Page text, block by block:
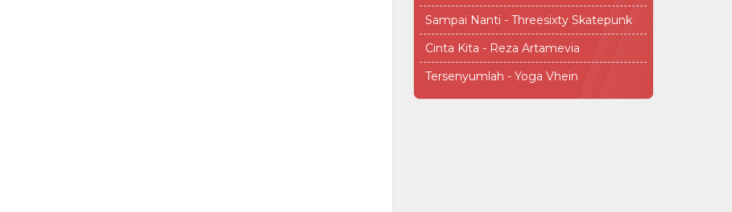
Sampai Nanti - Threesixty Skatepunk
Cinta Kita - Reza Artamevia
Tersenyumlah - Yoga Vhein